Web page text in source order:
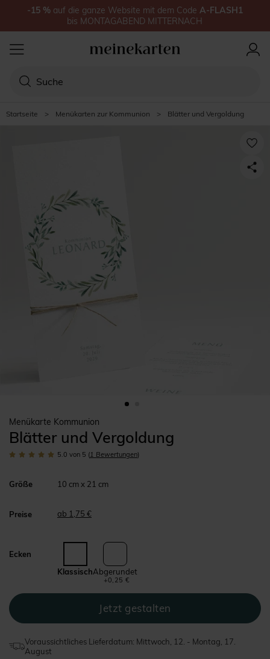
Startseite > Menükarten zur Kommunion > Blätter und Vergoldung
Menükarte Kommunion
Blätter und Vergoldung
5.0 von 5 (1 Bewertungen)
Größe 10 cm x 21 cm
Preise ab 1,75 €
Ecken
KlassischAbgerundet
+0,25 €
Voraussichtliches Lieferdatum: Mittwoch, 12. - Montag, 17.
August
-15 % auf die ganze Website mit dem Code A-FLASH1
bis MONTAGABEND MITTERNACH